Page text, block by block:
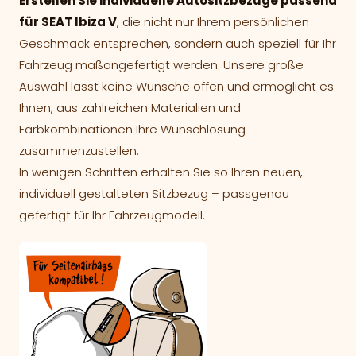
für SEAT Ibiza V, die nicht nur Ihrem persönlichen
Geschmack entsprechen, sondern auch speziell für Ihr
Fahrzeug maßangefertigt werden. Unsere große
Auswahl lässt keine Wünsche offen und ermöglicht es
Ihnen, aus zahlreichen Materialien und
Farbkombinationen Ihre Wunschlösung
zusammenzustellen.
In wenigen Schritten erhalten Sie so Ihren neuen,
individuell gestalteten Sitzbezug – passgenau
gefertigt für Ihr Fahrzeugmodell.